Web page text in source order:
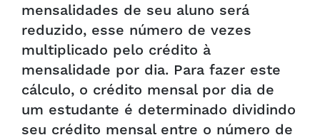
mensalidades de seu aluno será
reduzido, esse número de vezes
multiplicado pelo crédito à
mensalidade por dia. Para fazer este
cálculo, o crédito mensal por dia de
um estudante é determinado dividindo
seu crédito mensal entre o número de